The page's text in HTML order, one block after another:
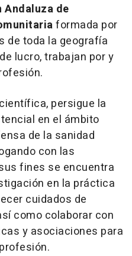
de
formada por
de toda la geografía
lucro, trabajan por y
persigue la
en el ámbito
de la sanidad
con las
fines se encuentra
en la práctica
cuidados de
como colaborar con
y asociaciones para